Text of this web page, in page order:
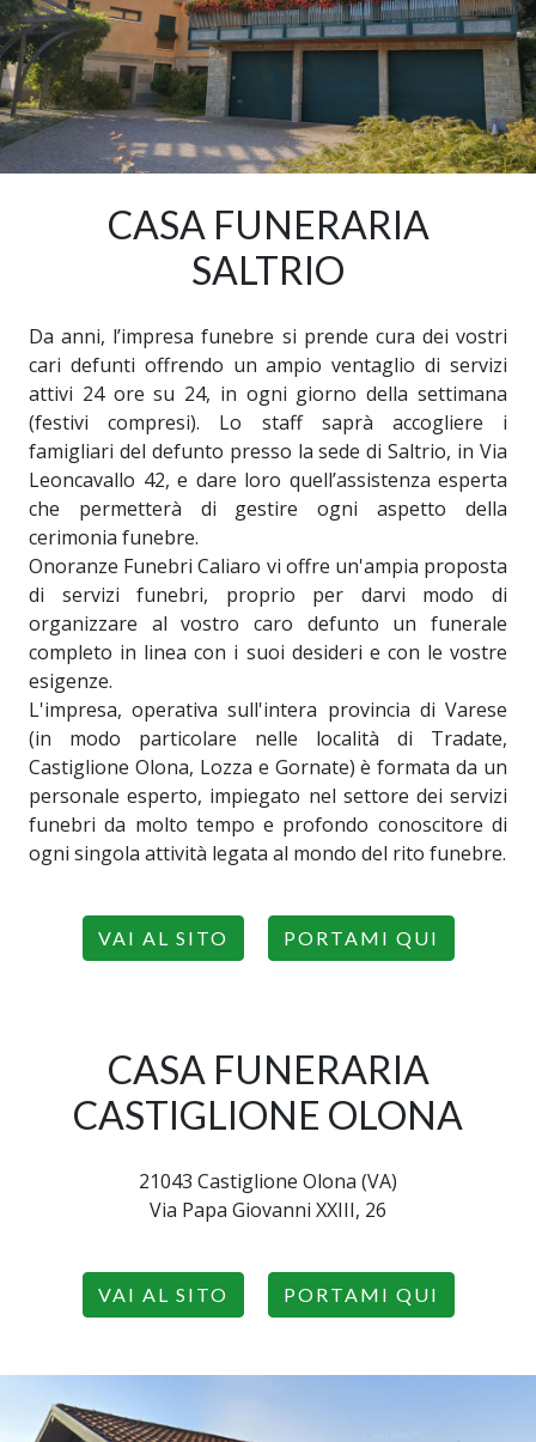
CASA FUNERARIA
SALTRIO
Da anni, l’impresa funebre si prende cura dei vostri
cari defunti offrendo un ampio ventaglio di servizi
attivi 24 ore su 24, in ogni giorno della settimana
(festivi compresi). Lo staff saprà accogliere i
famigliari del defunto presso la sede di Saltrio, in Via
Leoncavallo 42, e dare loro quell’assistenza esperta
che permetterà di gestire ogni aspetto della
cerimonia funebre.
Onoranze Funebri Caliaro vi offre un'ampia proposta
di servizi funebri, proprio per darvi modo di
organizzare al vostro caro defunto un funerale
completo in linea con i suoi desideri e con le vostre
esigenze.
L'impresa, operativa sull'intera provincia di Varese
(in modo particolare nelle località di Tradate,
Castiglione Olona, Lozza e Gornate) è formata da un
personale esperto, impiegato nel settore dei servizi
funebri da molto tempo e profondo conoscitore di
ogni singola attività legata al mondo del rito funebre.
VAI AL SITO PORTAMI QUI
CASA FUNERARIA
CASTIGLIONE OLONA
21043 Castiglione Olona (VA)
Via Papa Giovanni XXIII, 26
VAI AL SITO PORTAMI QUI